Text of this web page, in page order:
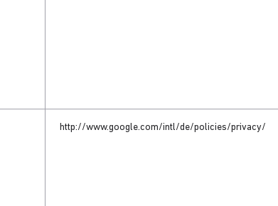
http://www.google.com/intl/de/policies/privacy/